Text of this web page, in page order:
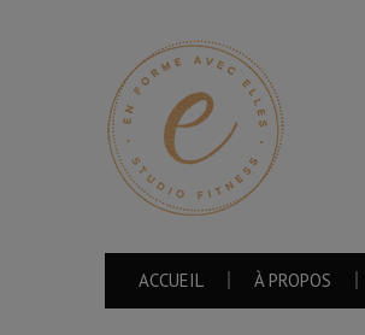
ACCUEIL À PROPOS